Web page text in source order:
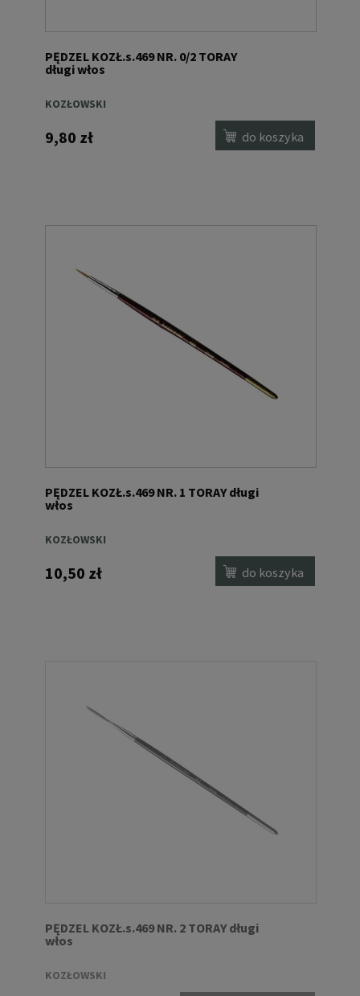
PĘDZEL KOZŁ.s.469 NR. 0/2 TORAY
długi włos
KOZŁOWSKI
9,80 zł do koszyka
PĘDZEL KOZŁ.s.469 NR. 1 TORAY długi
włos
KOZŁOWSKI
10,50 zł do koszyka
PĘDZEL KOZŁ.s.469 NR. 2 TORAY długi
włos
KOZŁOWSKI